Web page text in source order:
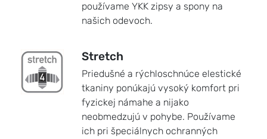
používame YKK zipsy a spony na
našich odevoch.
Stretch
Priedušné a rýchloschnúce elestické
tkaniny ponúkajú vysoký komfort pri
fyzickej námahe a nijako
neobmedzujú v pohybe. Používame
ich pri špeciálnych ochranných